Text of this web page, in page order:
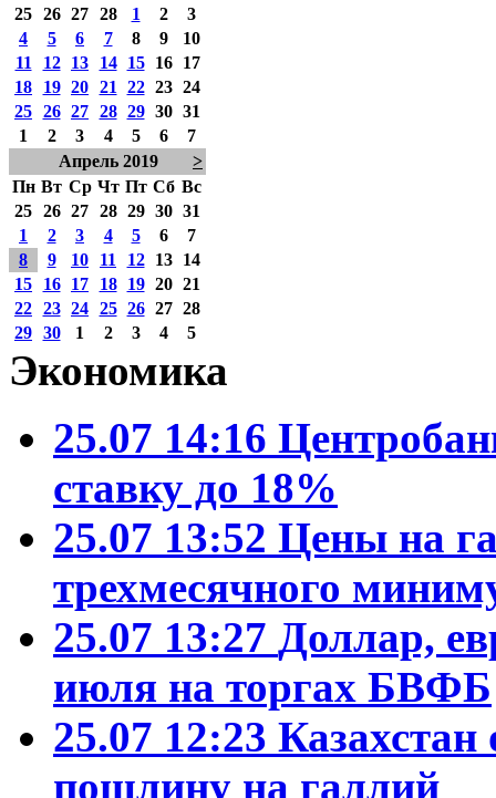
25 26 27 28 1 2
3
4
5 6 7 8 9
10
11
12 13 14 15 16
17
18
19 20 21 22 23 24
25 26 27 28 29 30 31
1
2 3 4 5 6
7
Апрель 2019
>
Пн Вт Ср Чт Пт Сб Вс
25 26 27 28 29 30 31
1
2 3 4 5 6
7
8
9 10 11 12 13
14
15
16 17 18 19 20 21
22 23 24 25 26 27 28
29 30 1 2 3 4 5
Экономика
25.07 14:16
ставку до 18%
25.07 13:52 Цены на
трехмесячного
25.07 13:27 Доллар,
июля на торгах БВФБ
25.07 12:23 Казахстан
пошлину на галлий